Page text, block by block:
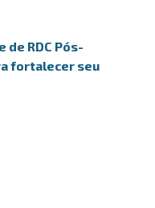
de RDC Pós-
fortalecer seu